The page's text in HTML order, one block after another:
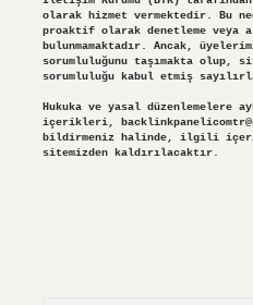
olarak hizmet vermektedir. Bu
proaktif olarak denetleme veya
bulunmamaktadır. Ancak,
sorumluluğunu taşımakta olup,
sorumluluğu kabul etmiş
Hukuka ve yasal düzenlemelere
içerikleri,
bildirmeniz halinde, ilgili
sitemizden kaldırılacaktır.